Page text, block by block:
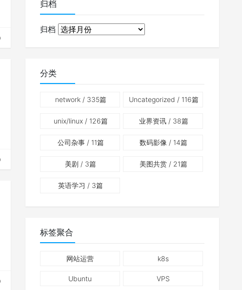
归档
归档
分类
network/ 335篇 Uncategorized / 116篇
unix/linux/ 126篇 业界资讯/ 38篇
公司杂事/ 11篇 数码影像 / 14篇
美剧 / 3篇 美图共赏 / 21篇
英语学习 / 3篇
标签聚合
网站运营 k8s
Ubuntu VPS